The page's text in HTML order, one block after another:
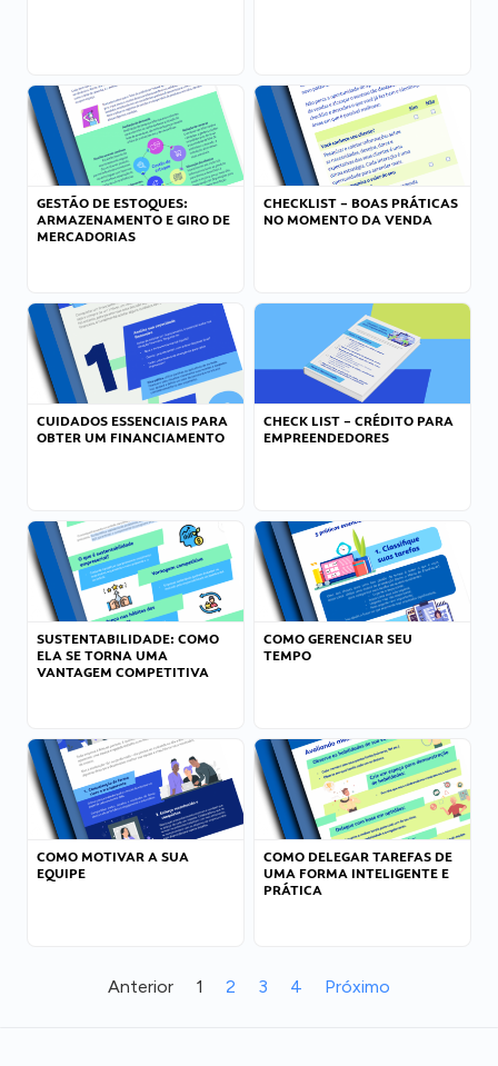
GESTÃO DE ESTOQUES:
ARMAZENAMENTO E GIRO DE
MERCADORIAS
CHECKLIST – BOAS PRÁTICAS
NO MOMENTO DA VENDA
CUIDADOS ESSENCIAIS PARA
OBTER UM FINANCIAMENTO
CHECK LIST – CRÉDITO PARA
EMPREENDEDORES
SUSTENTABILIDADE: COMO
ELA SE TORNA UMA
VANTAGEM COMPETITIVA
COMO GERENCIAR SEU
TEMPO
COMO MOTIVAR A SUA
EQUIPE
COMO DELEGAR TAREFAS DE
UMA FORMA INTELIGENTE E
PRÁTICA
Anterior 1 2 3 4 Próximo